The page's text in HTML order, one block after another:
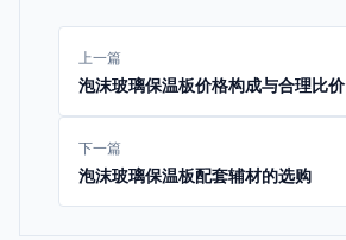
上一篇
泡沫玻璃保温板价格构成与合理比价
下一篇
泡沫玻璃保温板配套辅材的选购